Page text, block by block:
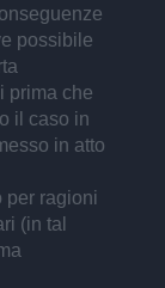
possibile
prima che
il caso in
in atto
per ragioni
(in tal